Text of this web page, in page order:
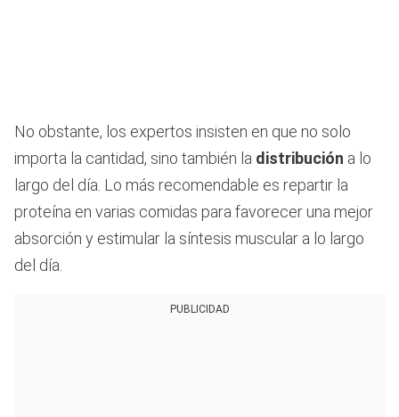
No obstante, los expertos insisten en que no solo
importa la cantidad, sino también la distribución a lo
largo del día. Lo más recomendable es repartir la
proteína en varias comidas para favorecer una mejor
absorción y estimular la síntesis muscular a lo largo
del día.
PUBLICIDAD